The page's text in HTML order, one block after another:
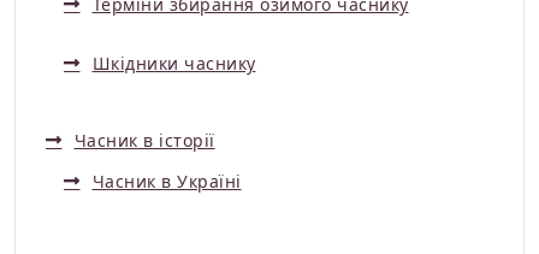
Шкідники часнику
Часник в історії
Часник в Україні